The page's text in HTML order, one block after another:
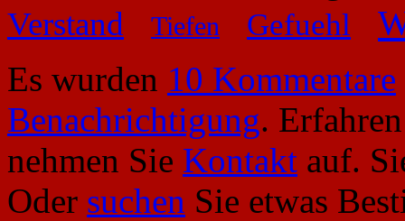
Verstand Tiefen Gefuehl
Es wurden 10 Kommentare
Benachrichtigung.
nehmen Sie Kontakt auf.
Oder suchen Sie etwas